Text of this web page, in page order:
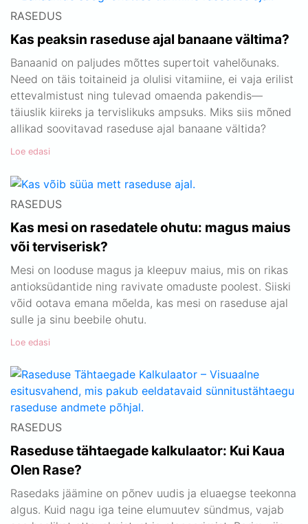
RASEDUS
Kas peaksin raseduse ajal banaane vältima?
Banaanid on paljudes mõttes supertoit vahelõunaks.
Need on täis toitaineid ja olulisi vitamiine, ei vaja erilist
ettevalmistust ning tulevad omaenda pakendis—
täiuslik kiireks ja tervislikuks ampsuks. Miks siis mõned
allikad soovitavad raseduse ajal banaane vältida?
Loe edasi
RASEDUS
Kas mesi on rasedatele ohutu: magus maius
või terviserisk?
Mesi on looduse magus ja kleepuv maius, mis on rikas
antioksüdantide ning ravivate omaduste poolest. Siiski
võid ootava emana mõelda, kas mesi on raseduse ajal
sulle ja sinu beebile ohutu.
Loe edasi
RASEDUS
Raseduse tähtaegade kalkulaator: Kui Kaua
Olen Rase?
Rasedaks jäämine on põnev uudis ja eluaegse teekonna
algus. Kuid nagu iga teine elumuutev sündmus, vajab